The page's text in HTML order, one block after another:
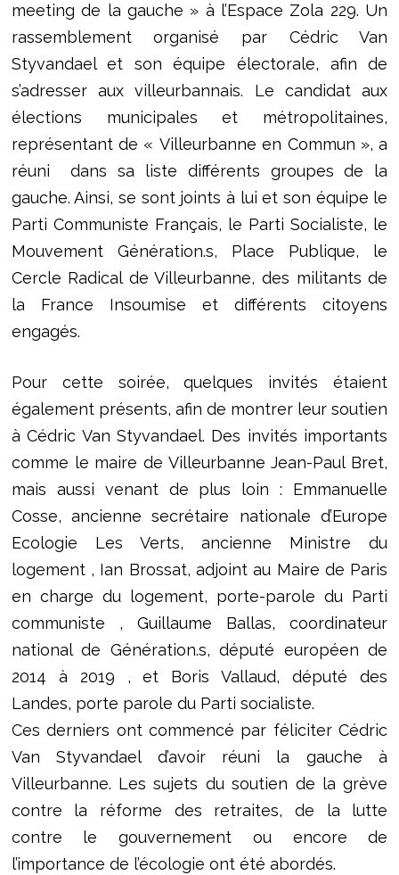
meeting de la gauche » à l’Espace Zola 229. Un
rassemblement organisé par Cédric Van
Styvandael et son équipe électorale, afin de
s’adresser aux villeurbannais. Le candidat aux
élections municipales et métropolitaines,
représentant de « Villeurbanne en Commun », a
réuni dans sa liste différents groupes de la
gauche. Ainsi, se sont joints à lui et son équipe le
Parti Communiste Français, le Parti Socialiste, le
Mouvement Génération.s, Place Publique, le
Cercle Radical de Villeurbanne, des militants de
la France Insoumise et différents citoyens
engagés.
Pour cette soirée, quelques invités étaient
également présents, afin de montrer leur soutien
à Cédric Van Styvandael. Des invités importants
comme le maire de Villeurbanne Jean-Paul Bret,
mais aussi venant de plus loin : Emmanuelle
Cosse, ancienne secrétaire nationale d’Europe
Ecologie Les Verts, ancienne Ministre du
logement , Ian Brossat, adjoint au Maire de Paris
en charge du logement, porte-parole du Parti
communiste , Guillaume Ballas, coordinateur
national de Génération.s, député européen de
2014 à 2019 , et Boris Vallaud, député des
Landes, porte parole du Parti socialiste.
Ces derniers ont commencé par féliciter Cédric
Van Styvandael d’avoir réuni la gauche à
Villeurbanne. Les sujets du soutien de la grève
contre la réforme des retraites, de la lutte
contre le gouvernement ou encore de
l’importance de l’écologie ont été abordés.